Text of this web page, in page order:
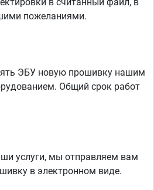
пожеланиями.
ЭБУ новую прошивку нашим
Общий срок работ
услуги, мы отправляем вам
в электронном виде.